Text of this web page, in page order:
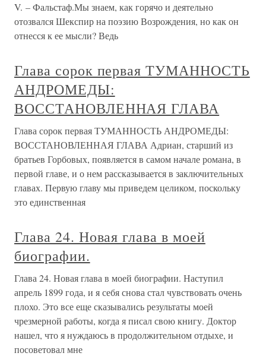
V. – Фальстаф.Мы знаем, как горячо и деятельно
отозвался Шекспир на поэзию Возрождения, но как он
отнесся к ее мысли? Ведь
Глава сорок первая ТУМАННОСТЬ
АНДРОМЕДЫ:
ВОССТАНОВЛЕННАЯ ГЛАВА
Глава сорок первая ТУМАННОСТЬ АНДРОМЕДЫ:
ВОССТАНОВЛЕННАЯ ГЛАВА Адриан, старший из
братьев Горбовых, появляется в самом начале романа, в
первой главе, и о нем рассказывается в заключительных
главах. Первую главу мы приведем целиком, поскольку
это единственная
Глава 24. Новая глава в моей
биографии.
Глава 24. Новая глава в моей биографии. Наступил
апрель 1899 года, и я себя снова стал чувствовать очень
плохо. Это все еще сказывались результаты моей
чрезмерной работы, когда я писал свою книгу. Доктор
нашел, что я нуждаюсь в продолжительном отдыхе, и
посоветовал мне